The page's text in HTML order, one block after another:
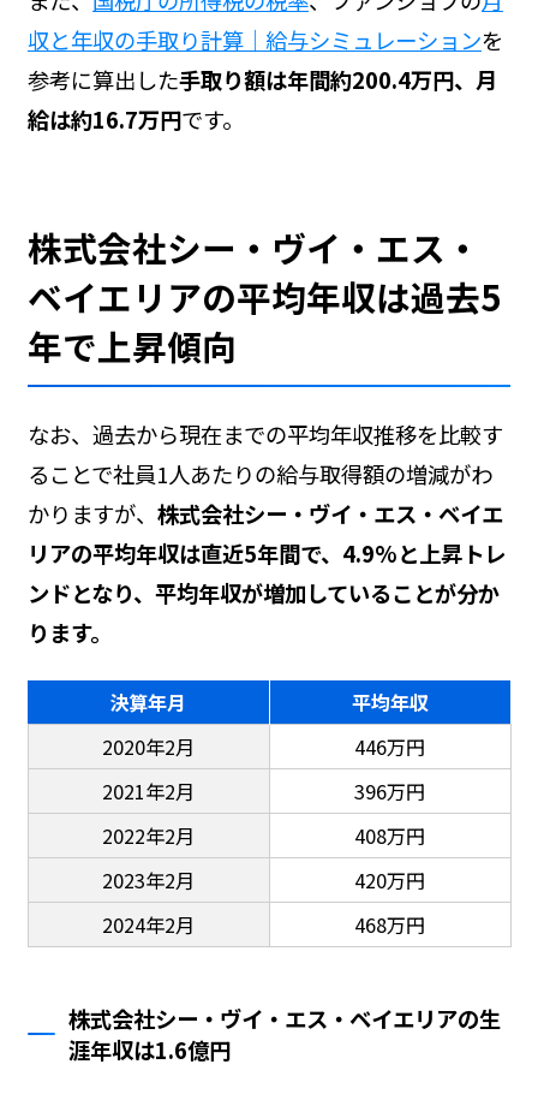
収と年収の手取り計算｜給与シミュレーションを
参考に算出した手取り額は年間約200.4万円、月
給は約16.7万円です。
株式会社シー・ヴイ・エス・
ベイエリアの平均年収は過去5
年で上昇傾向
なお、過去から現在までの平均年収推移を比較す
ることで社員1人あたりの給与取得額の増減がわ
かりますが、 株式会社シー・ヴイ・エス・ベイエ
リアの平均年収は直近5年間で、4.9%と上昇トレ
ンドとなり、平均年収が増加していることが分か
ります。
決算年月
平均年収
2020年2月
446万円
2021年2月
396万円
2022年2月
408万円
2023年2月
420万円
2024年2月
468万円
株式会社シー・ヴイ・エス・ベイエリアの生
涯年収は1.6億円